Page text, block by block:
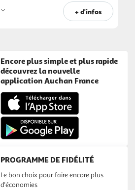
+ d'infos
Encore plus simple et plus rapide
découvrez la nouvelle
application Auchan France
PROGRAMME DE FIDÉLITÉ
Le bon choix pour faire encore plus
d'économies